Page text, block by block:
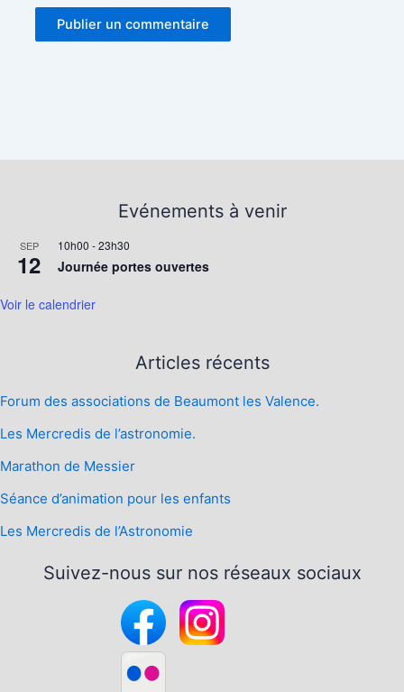
Evénements à venir
SEP
12
10h00 -23h30
Journée portes ouvertes
Voir le calendrier
Articles récents
Forum des associations de Beaumont les Valence.
Les Mercredis de l’astronomie.
Marathon de Messier
Séance d’animation pour les enfants
Les Mercredis de l’Astronomie
Suivez-nous sur nos réseaux sociaux